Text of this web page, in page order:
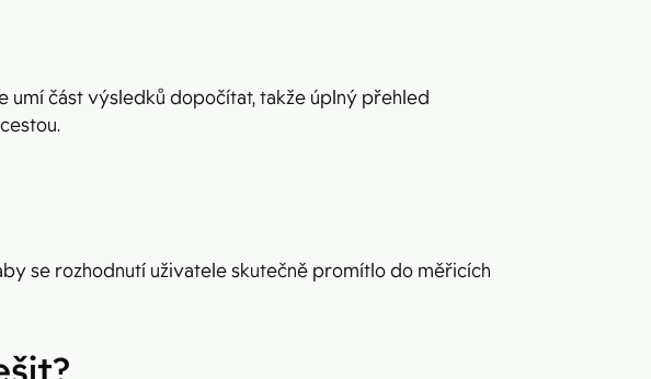
umí část výsledků dopočítat, takže úplný přehled
se rozhodnutí uživatele skutečně promítlo do měřicích